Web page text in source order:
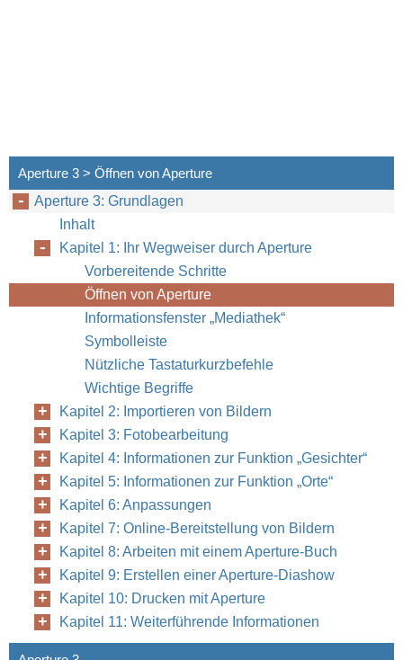
12 Kapitel 1 Ihr Wegweiser durch Aperture
Aperture 3 > Öffnen von Aperture
Aperture 3: Grundlagen
Inhalt
Kapitel 1: Ihr Wegweiser durch Aperture
Vorbereitende Schritte
Öffnen von Aperture
Informationsfenster „Mediathek“
Symbolleiste
Nützliche Tastaturkurzbefehle
Wichtige Begriffe
Kapitel 2: Importieren von Bildern
Kapitel 3: Fotobearbeitung
Kapitel 4: Informationen zur Funktion „Gesichter“
Kapitel 5: Informationen zur Funktion „Orte“
Kapitel 6: Anpassungen
Kapitel 7: Online-Bereitstellung von Bildern
Kapitel 8: Arbeiten mit einem Aperture-Buch
Kapitel 9: Erstellen einer Aperture-Diashow
Kapitel 10: Drucken mit Aperture
Kapitel 11: Weiterführende Informationen